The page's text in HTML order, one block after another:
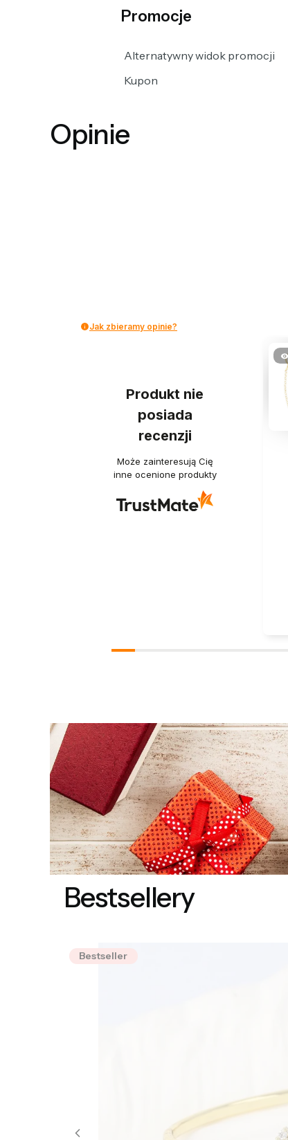
Promocje
Alternatywny widok promocji
Kupon
Opinie
Jak zbieramy opinie?
Produkt nie
posiada
recenzji
Może zainteresują Cię
inne ocenione produkty
Bestsellery
Bestseller